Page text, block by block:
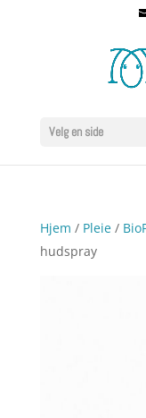
Velg en side
Hjem / Pleie/
hudspray